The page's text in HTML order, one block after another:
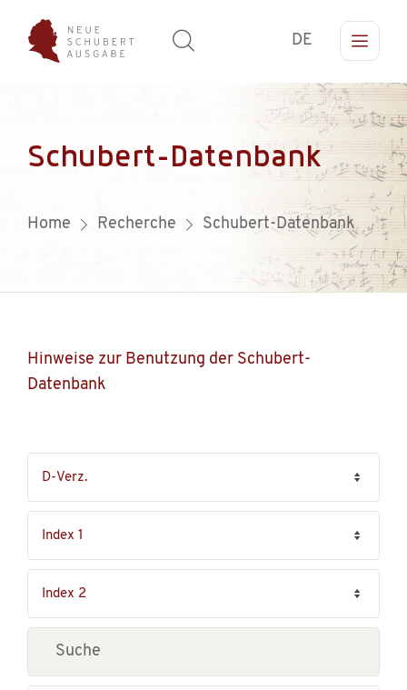
DE
Schubert-Datenbank
Home Recherche Schubert-Datenbank
Hinweise zur Benutzung der Schubert-
Datenbank